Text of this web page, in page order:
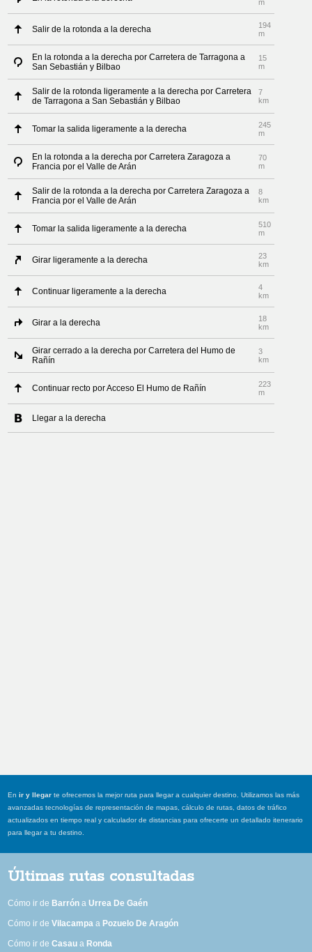
m
Salir de la rotonda a la derecha
194
m
En la rotonda a la derecha por Carretera de Tarragona a
San Sebastián y Bilbao
15
m
Salir de la rotonda ligeramente a la derecha por Carretera
de Tarragona a San Sebastián y Bilbao
7
km
Tomar la salida ligeramente a la derecha
245
m
En la rotonda a la derecha por Carretera Zaragoza a
Francia por el Valle de Arán
70
m
Salir de la rotonda a la derecha por Carretera Zaragoza a
Francia por el Valle de Arán
8
km
Tomar la salida ligeramente a la derecha
510
m
Girar ligeramente a la derecha
23
km
Continuar ligeramente a la derecha
4
km
Girar a la derecha
18
km
Girar cerrado a la derecha por Carretera del Humo de
Rañín
3
km
Continuar recto por Acceso El Humo de Rañín
223
m
Llegar a la derecha
Enir y llegar te ofrecemos la mejor ruta para llegar a cualquier destino. Utilizamos las más
avanzadas tecnologías de representación de mapas, cálculo de rutas, datos de tráfico
actualizados en tiempo real y calculador de distancias para ofrecerte un detallado itenerario
para llegar a tu destino.
Últimas rutas consultadas
Cómo ir de Barrón aUrrea De Gaén
Cómo ir deVilacampa a Pozuelo De Aragón
Cómo ir deCasau a Ronda